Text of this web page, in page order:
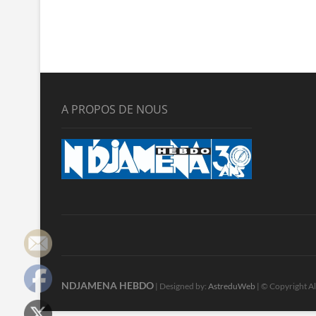
A PROPOS DE NOUS
NDJAMENA HEBDO | Designed by: AstreduWeb | © Copyright